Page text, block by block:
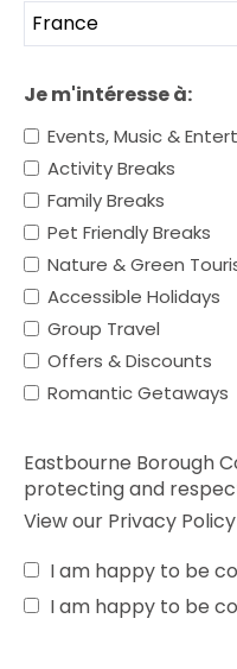
Je m'intéresse à:
Events, Music &
Activity Breaks
Family Breaks
Pet Friendly Breaks
Nature & Green
Accessible Holidays
Group Travel
Offers & Discounts
Romantic Getaways
Eastbourne Borough
protecting and
View our Privacy Policy
I am happy to be
I am happy to be